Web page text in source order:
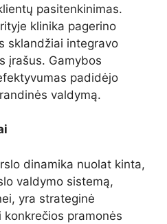
pasitenkinimas.
klinika pagerino
sklandžiai integravo
įrašus. Gamybos
padidėjo
valdymą.
dinamika nuolat kinta,
valdymo sistemą,
yra strateginė
pramonės